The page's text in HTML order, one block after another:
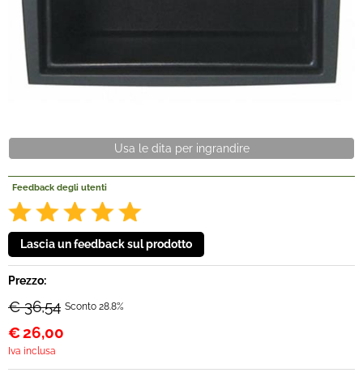
La nostra Officina
Veicoli Pronta consegna
Usa le dita per ingrandire
Feedback degli utenti
Prezzo:
€ 36,54 Sconto 28.8%
€26,00
Iva inclusa